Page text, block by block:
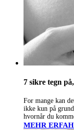
7 sikre tegn
For mange kan
ikke kun på
hvornår du
udfordrende.
MEHR